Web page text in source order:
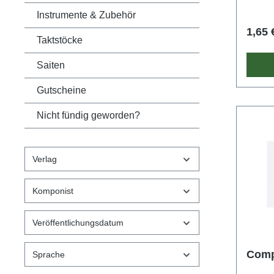
Instrumente & Zubehör
Taktstöcke
Saiten
Gutscheine
Nicht fündig geworden?
Verlag
Komponist
Veröffentlichungsdatum
Sprache
1,65